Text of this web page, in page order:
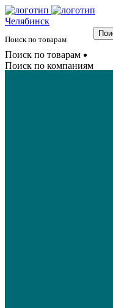
Челябинск
Поиск по товарам
Поиск по товарам
Поиск по компаниям